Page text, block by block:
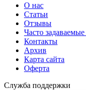
О нас
Статьи
Отзывы
Часто
Контакты
Архив
Карта сайта
Оферта
Служба поддержки